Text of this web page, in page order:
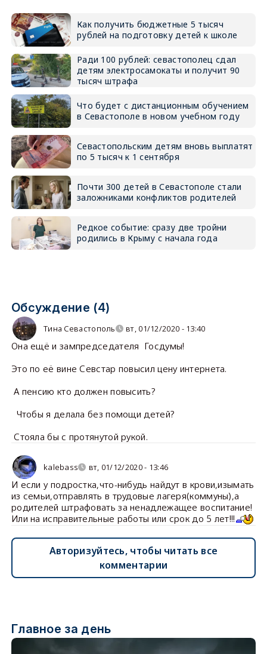
Как получить бюджетные 5 тысяч
рублей на подготовку детей к школе
Ради 100 рублей: севастополец сдал
детям электросамокаты и получит 90
тысяч штрафа
Что будет с дистанционным обучением
в Севастополе в новом учебном году
Севастопольским детям вновь выплатят
по 5 тысяч к 1 сентября
Почти 300 детей в Севастополе стали
заложниками конфликтов родителей
Редкое событие: сразу две тройни
родились в Крыму с начала года
Обсуждение (4)
Тина Севастополь вт, 01/12/2020 - 13:40
Она ещё и зампредседателя Госдумы!
Это по её вине Севстар повысил цену интернета.
А пенсию кто должен повысить?
Чтобы я делала без помощи детей?
Стояла бы с протянутой рукой.
kalebass вт, 01/12/2020 - 13:46
И если у подростка,что-нибудь найдут в крови,изымать
из семьи,отправлять в трудовые лагеря(коммуны),а
родителей штрафовать за ненадлежащее воспитание!
Или на исправительные работы или срок до 5 лет!!!
Авторизуйтесь, чтобы читать все
комментарии
Главное за день